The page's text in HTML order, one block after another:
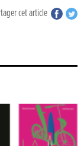
cet article